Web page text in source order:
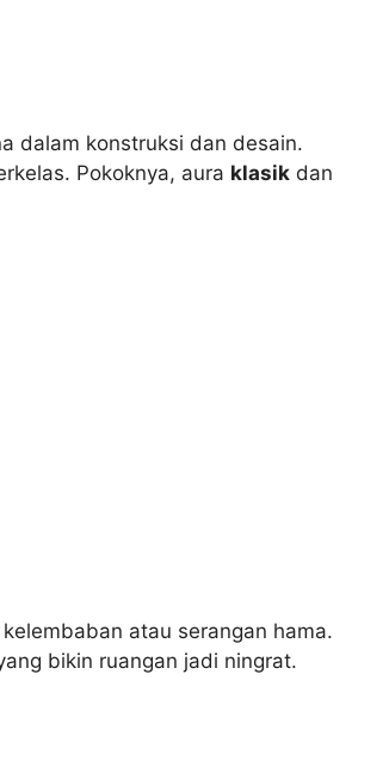
dalam konstruksi dan desain.
Pokoknya, aura klasik dan
atau serangan hama.
bikin ruangan jadi ningrat.